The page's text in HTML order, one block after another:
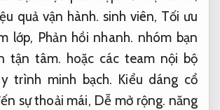
quả vận hành. sinh viên, Tối ưu
lớp, Phản hồi nhanh. nhóm bạn
tận tâm. hoặc các team nội bộ
trình minh bạch. Kiểu dáng cổ
sự thoải mái, Dễ mở rộng. năng